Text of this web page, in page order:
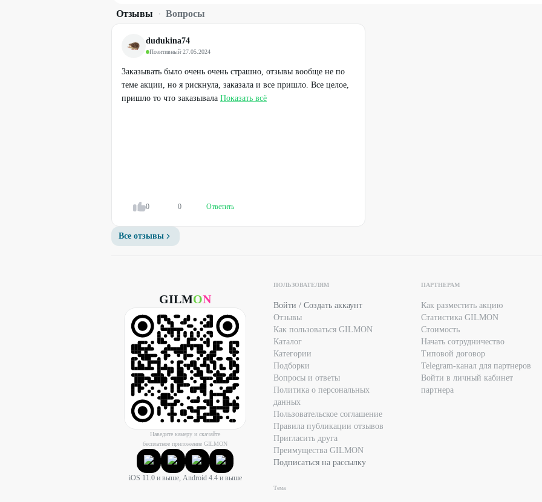
Отзывы · Вопросы
dudukina74
Позитивный·27.05.2024
Заказывать было очень очень страшно, отзывы вообще не по
теме акции, но я рискнула, заказала и все пришло. Все целое,
пришло то что заказывала Показать всё
0 0 Ответить
Все отзывы
GILMON
Наведите камеру и скачайте
бесплатное приложение GILMON
iOS 11.0 и выше, Android 4.4 и выше
ПОЛЬЗОВАТЕЛЯМ
Войти / Создать аккаунт
Отзывы
Как пользоваться GILMON
Каталог
Категории
Подборки
Вопросы и ответы
Политика о персональных
данных
Пользовательское соглашение
Правила публикации отзывов
Пригласить друга
Преимущества GILMON
Подписаться на рассылку
Тема
ПАРТНЕРАМ
Как разместить акцию
Статистика GILMON
Стоимость
Начать сотрудничество
Типовой договор
Telegram-канал для партнеров
Войти в личный кабинет
партнера